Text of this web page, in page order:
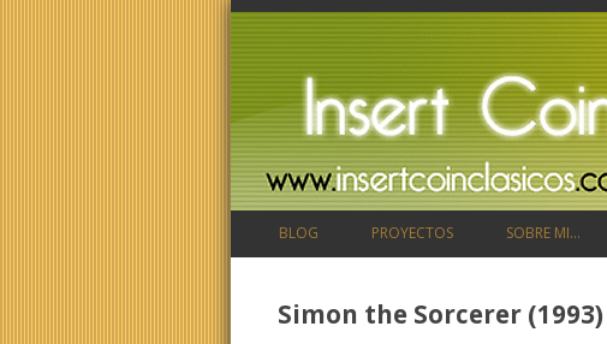
BLOG PROYECTOS SOBRE MI…
Simon the Sorcerer (1993)